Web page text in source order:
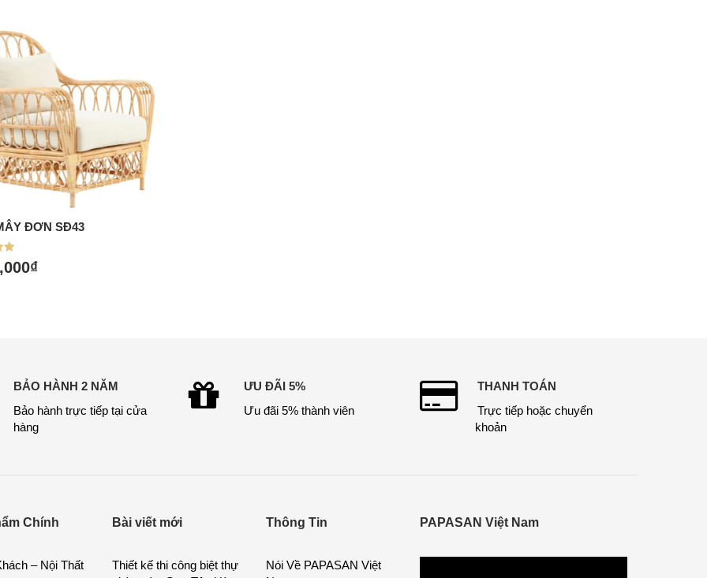
hàng
ĐƠN SĐ43
₫
BẢO HÀNH 2 NĂM
Bảo hành trực tiếp tại cửa
hàng
ƯU ĐÃI 5%
Ưu đãi 5% thành viên
THANH TOÁN
Trực tiếp hoặc chuyển
khoản
Chính
– Nội Thất
Bài viết mới
Thiết kế thi công biệt thự
Thông Tin
Nói Về PAPASAN Việt
PAPASAN Việt Nam